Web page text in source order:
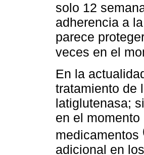
solo 12
adherencia a
parece
veces en el
En la
tratamiento de
latiglutenasa;
en el
medicamentos
adicional en